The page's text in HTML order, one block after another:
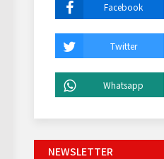
Facebook
Twitter
Whatsapp
NEWSLETTER